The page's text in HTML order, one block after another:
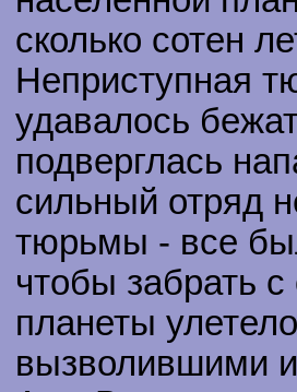
сколько сотен
Неприступная
удавалось
подверглась
сильный отряд
тюрьмы - все
чтобы забрать
планеты
вызволившими